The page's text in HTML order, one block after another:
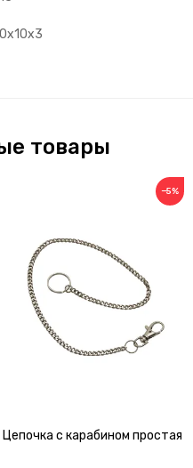
товары
−5%
Цепочка с карабином простая